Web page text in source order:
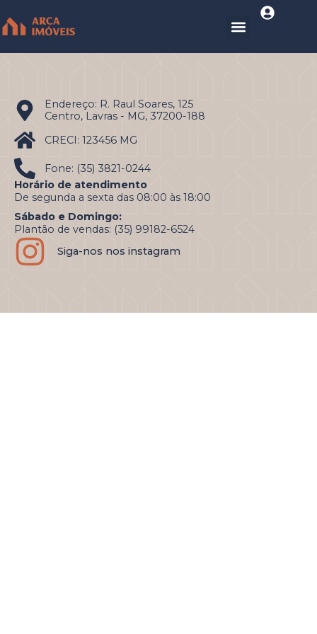
Endereço: R. Raul Soares, 125
Centro, Lavras - MG, 37200-188
CRECI: 123456 MG
Fone: (35) 3821-0244
Horário de atendimento
De segunda a sexta das 08:00 às 18:00
Sábado e Domingo:
Plantão de vendas: (35) 99182-6524
Siga-nos nos instagram